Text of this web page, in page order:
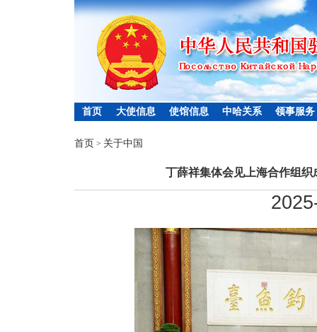
首页 大使信息 使馆信息 中哈关系 领事服务
首页 > 关于中国
丁薛祥集体会见上海合作组